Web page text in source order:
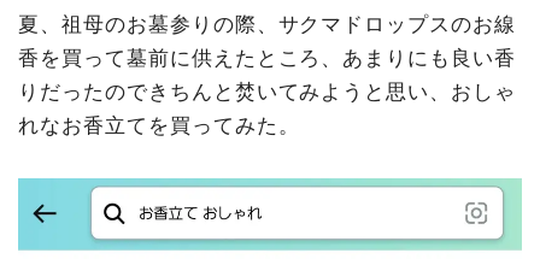
夏、祖母のお墓参りの際、サクマドロップスのお線
香を買って墓前に供えたところ、あまりにも良い香
りだったのできちんと焚いてみようと思い、おしゃ
れなお香立てを買ってみた。